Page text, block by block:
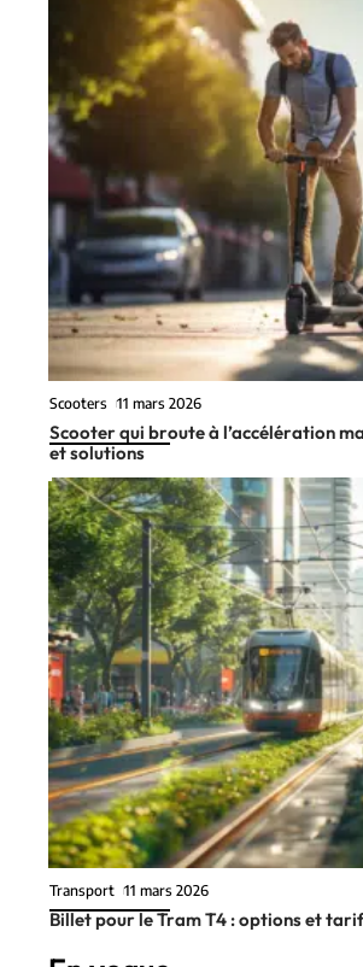
Scooters 11 mars 2026
Scooter qui broute à l’accélération
et solutions
Transport 11 mars 2026
Billet pour le Tram T4 : options et